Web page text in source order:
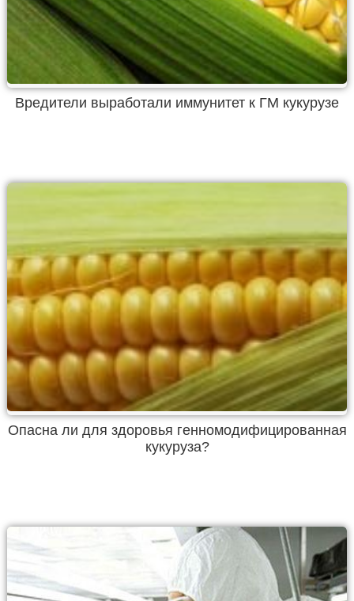
Вредители выработали иммунитет к ГМ кукурузе
Опасна ли для здоровья генномодифицированная
кукуруза?